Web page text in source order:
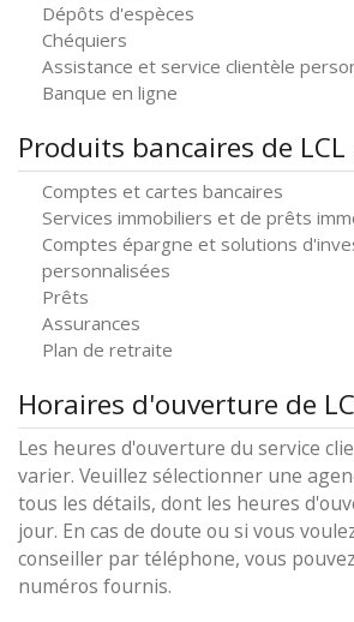
Dépôts d'espèces
Chéquiers
Assistance et service clientèle
Banque en ligne
Produits bancaires de
Comptes et cartes bancaires
Services immobiliers et de prêts
Comptes épargne et solutions
personnalisées
Prêts
Assurances
Plan de retraite
Horaires d'ouverture de
Les heures d'ouverture du service
varier. Veuillez sélectionner une
tous les détails, dont les heures
jour. En cas de doute ou si vous
conseiller par téléphone, vous
numéros fournis.